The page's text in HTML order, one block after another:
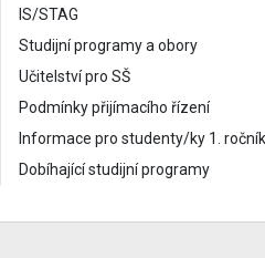
IS/STAG
Studijní programy a obory
Učitelství pro SŠ
Podmínky přijímacího řízení
Informace pro studenty/ky 1.
Dobíhající studijní programy